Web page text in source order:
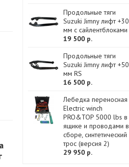
Продольные тяги
Suzuki Jimny лифт +30
мм с сайлентблоками
19 500 р.
Продольные тяги
Suzuki Jimny лифт +50
мм RS
16 500 р.
Лебедка переносная
Electric winch
PRO&TOP 5000 lbs в
ящике и проводами в
сборе, синтетический
трос (версия 2)
29 950 р.